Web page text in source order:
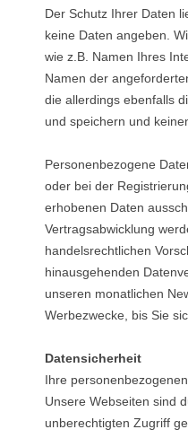
Der Schutz Ihrer Daten
keine Daten angeben.
wie z.B. Namen Ihres
Namen der
die allerdings ebenfalls
und speichern und
Personenbezogene
oder bei der
erhobenen Daten
Vertragsabwicklung
handelsrechtlichen
hinausgehenden
unseren monatlichen
Werbezwecke, bis Sie
Datensicherheit
Ihre
Unsere Webseiten sind
unberechtigten Zugriff